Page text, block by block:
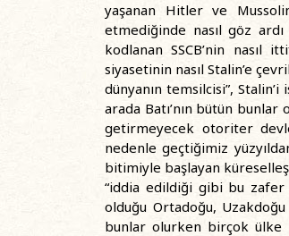
yaşanan Hitler ve
etmediğinde nasıl göz
kodlanan SSCB’nin nasıl
siyasetinin nasıl Stalin’e
dünyanın temsilcisi”,
arada Batı’nın bütün
getirmeyecek otoriter
nedenle geçtiğimiz
bitimiyle başlayan
“iddia edildiği gibi bu zafer
olduğu Ortadoğu,
bunlar olurken birçok ülke